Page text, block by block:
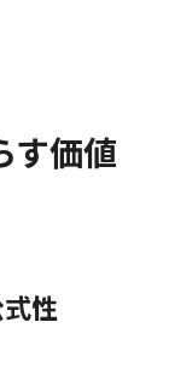
す価値
性